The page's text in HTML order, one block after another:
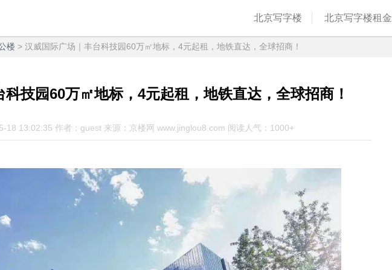
北京写字楼 北京写字楼租金
楼 > 汉威国际广场｜丰台科技园60万㎡地标，4元起租，地铁直达，全球招商！
技园60万㎡地标，4元起租，地铁直达，全球招商！
18 13:02:35 作者：guest 来源：京楼网 www.jinglou8.com 阅读人气：1000+